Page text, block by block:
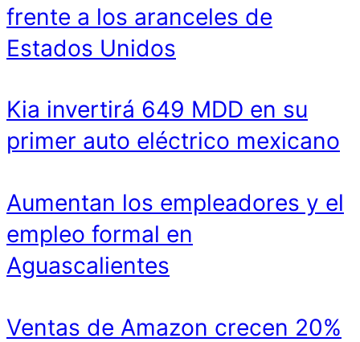
frente a los aranceles de
Estados Unidos
Kia invertirá 649 MDD en su
primer auto eléctrico mexicano
Aumentan los empleadores y el
empleo formal en
Aguascalientes
Ventas de Amazon crecen 20%